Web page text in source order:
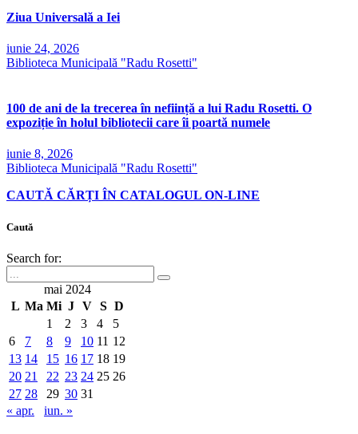
Ziua Universală a Iei
iunie 24, 2026
Biblioteca Municipală "Radu Rosetti"
100 de ani de la trecerea în neființă a lui Radu Rosetti. O
expoziție în holul bibliotecii care îi poartă numele
iunie 8, 2026
Biblioteca Municipală "Radu Rosetti"
CAUTĂ CĂRȚI ÎN CATALOGUL ON-LINE
Caută
Search for:
mai 2024
L Ma Mi J V S D
1
2 3 4
5
6
7 8 9 10 11 12
13 14 15 16 17 18 19
20 21 22 23 24 25 26
27 28 29 30 31
« apr.
iun. »